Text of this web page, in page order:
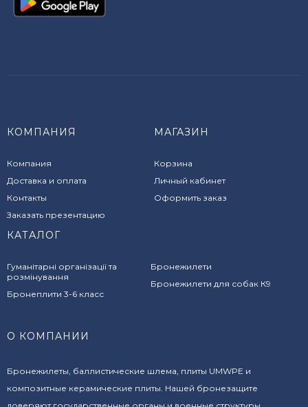
КОМПАНИЯ
Компания
Доставка и оплата
Контакты
Заказать презентацию
МАГАЗИН
Корзина
Личный кабинет
Оформить заказ
КАТАЛОГ
Гуманітарні організації та
розмінування
Бронеплити 3-6 класс
Бронежилети
Бронежилети для собак К9
О КОМПАНИИ
Бронежилеты, баллистические шлема, плиты UMWPE и
композитные керамические плиты. Нашей бронезащите